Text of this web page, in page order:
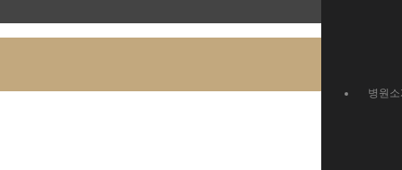
병원